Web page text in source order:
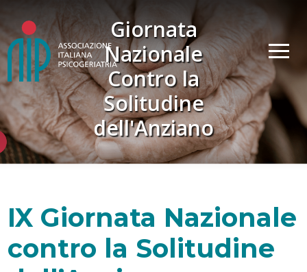
Giornata
Nazionale
Contro la
Solitudine
dell'Anziano
IX Giornata Nazionale
contro la Solitudine